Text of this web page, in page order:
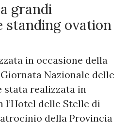
grandi
standing ovation
in occasione della
Nazionale delle
stata realizzata in
l’Hotel delle Stelle di
della Provincia